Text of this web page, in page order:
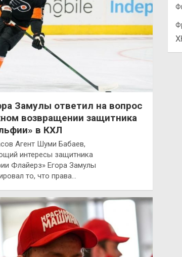
Замулы ответил на вопрос
возвращении защитника
в КХЛ
Агент Шуми Бабаев,
интересы защитника
Флайерз» Егора Замулы
то, что права…